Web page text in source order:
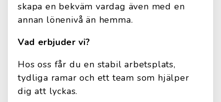
skapa en bekväm vardag även med en
annan lönenivå än hemma.
Vad erbjuder vi?
Hos oss får du en stabil arbetsplats,
tydliga ramar och ett team som hjälper
dig att lyckas.